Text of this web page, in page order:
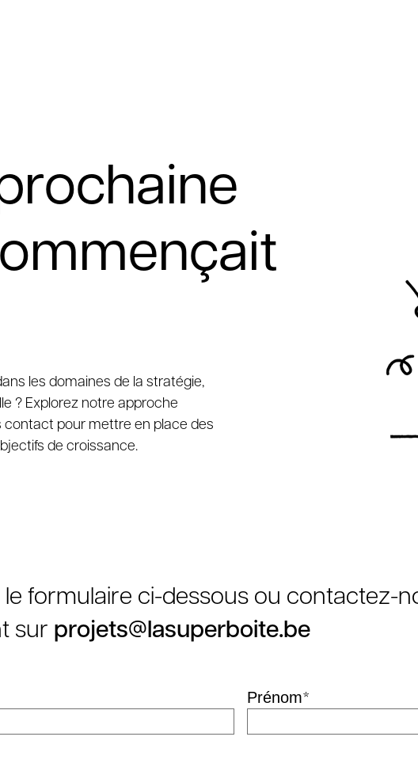
les domaines de la stratégie,
? Explorez notre approche
pour mettre en place des
de croissance.
le formulaire ci-dessous ou contactez-
sur projets@lasuperboite.be
Prénom*